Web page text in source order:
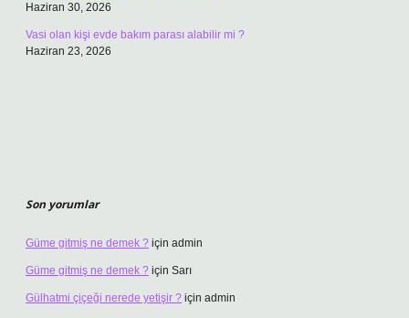
Haziran 30, 2026
Vasi olan kişi evde bakım parası alabilir mi ?
Haziran 23, 2026
Son yorumlar
Güme gitmiş ne demek ? için admin
Güme gitmiş ne demek ? için Sarı
Gülhatmi çiçeği nerede yetişir ? için admin